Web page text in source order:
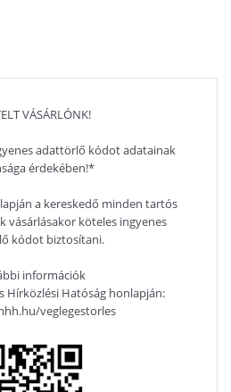
VÁSÁRLÓNK!
adattörlő kódot adatainak
érdekében!*
a kereskedő minden tartós
vásárlásakor köteles ingyenes
kódot biztosítani.
információk
Hírközlési Hatóság honlapján:
veglegestorles